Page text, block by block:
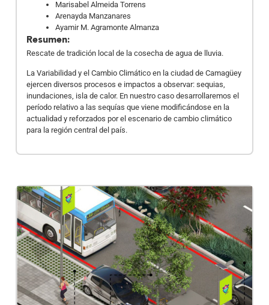
Marisabel Almeida Torrens
Arenayda Manzanares
Ayamir M. Agramonte Almanza
Resumen:
Rescate de tradición local de la cosecha de agua de lluvia.
La Variabilidad y el Cambio Climático en la ciudad de Camagüey
ejercen diversos procesos e impactos a observar: sequias,
inundaciones, isla de calor. En nuestro caso desarrollaremos el
período relativo a las sequías que viene modificándose en la
actualidad y reforzados por el escenario de cambio climático
para la región central del país.